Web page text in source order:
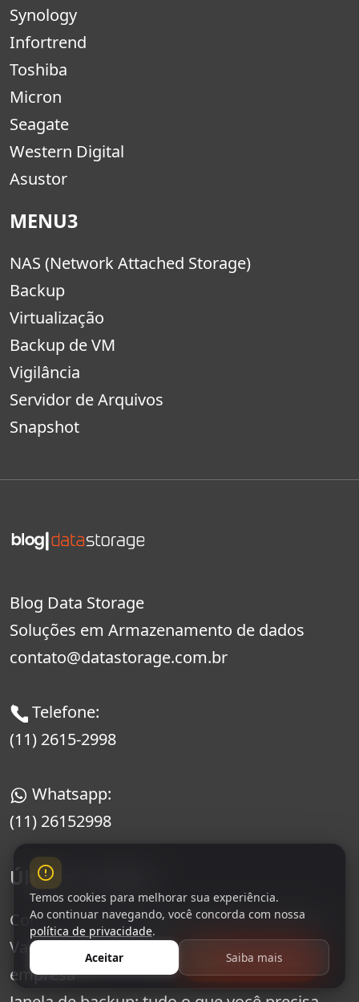
Fale Conosco
Synology
Infortrend
Toshiba
Micron
Seagate
Western Digital
Asustor
MENU3
NAS (Network Attached Storage)
Backup
Virtualização
Backup de VM
Vigilância
Servidor de Arquivos
Snapshot
Blog Data Storage
Soluções em Armazenamento de dados
contato@datastorage.com.br
Telefone:
(11) 2615-2998
Whatsapp:
(11) 26152998
Últimos artigos
Como escolher a melhor janela de backup
Vantagens da janela de backup para sua
empresa
Temos cookies para melhorar sua experiência.
Ao continuar navegando, você concorda com nossa
política de privacidade.
Aceitar
Saiba mais